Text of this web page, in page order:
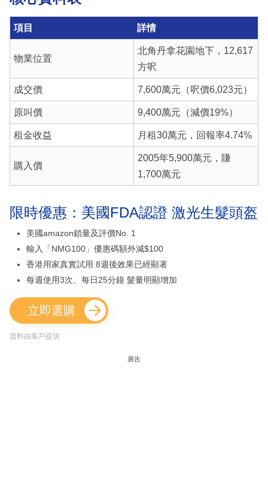
項目 詳情
物業位置
北角丹拿花園地下，12,617
方呎
成交價 7,600萬元（呎價6,023元）
原叫價 9,400萬元（減價19%）
租金收益 月租30萬元，回報率4.74%
購入價
2005年5,900萬元，賺
1,700萬元
限時優惠：美國FDA認證 激光生髮頭盔
美國amazon鎖量及評價No. 1
輸入「NMG100」優惠碼額外減$100
香港用家真實試用 8週後效果已經顯著
每週使用3次、每日25分鐘 髮量明顯增加
立即選購
資料由客戶提供
廣告